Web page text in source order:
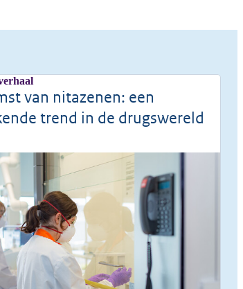
van nitazenen: een
trend in de drugswereld